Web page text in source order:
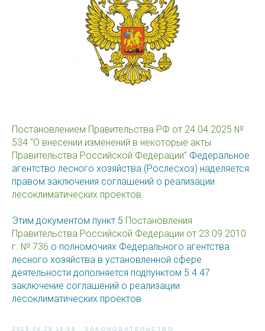
Постановлением Правительства РФ от 24.04.2025 №
534 "О внесении изменений в некоторые акты
Правительства Российской Федерации" Федеральное
агентство лесного хозяйства (Рослесхоз) наделяется
правом заключения соглашений о реализации
лесоклиматических проектов.
Этим документом пункт 5 Постановления
Правительства Российской Федерации от 23.09.2010
г. № 736 о полномочиях Федерального агентства
лесного хозяйства в установленной сфере
деятельности дополняется подпунктом 5.4.47
заключение соглашений о реализации
лесоклиматических проектов.
2025-04-25 15:06 ЗАКОНОДАТЕЛЬСТВО